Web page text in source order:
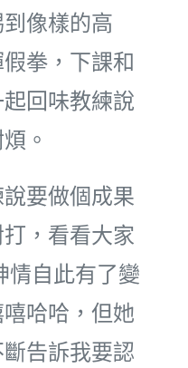
像樣的高
拳，下課和
回味教練說
。
要做個成果
，看看大家
情自此有了變
哈哈，但她
告訴我要認